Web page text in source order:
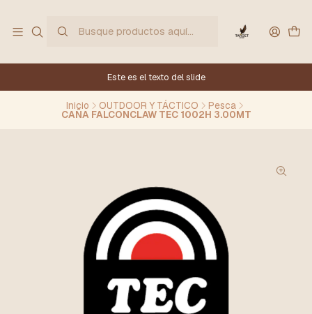
Este es el texto del slide
Inicio OUTDOOR Y TÁCTICO Pesca
CAÑA FALCONCLAW TEC 1002H 3.00MT